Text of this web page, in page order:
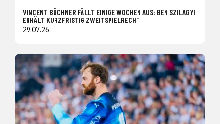
VINCENT BÜCHNER FÄLLT EINIGE WOCHEN AUS: BEN SZILAGYI
ERHÄLT KURZFRISTIG ZWEITSPIELRECHT
29.07.26